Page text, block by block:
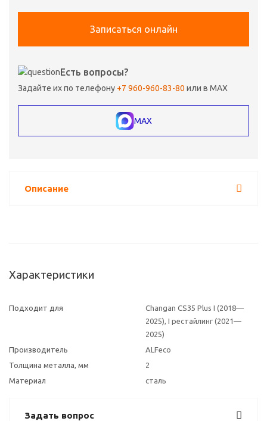
Записаться онлайн
Есть вопросы?
Задайте их по телефону +7 960-960-83-80 или в MAX
MAX
Описание
Характеристики
Подходит для
Changan CS35 Plus I (2018—
2025), I рестайлинг (2021—
2025)
Производитель
ALFeco
Толщина металла, мм
2
Материал
сталь
Задать вопрос